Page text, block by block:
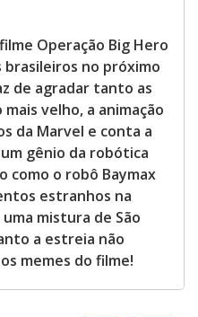
Operação Big Hero
brasileiros no próximo
de agradar tanto as
velho, a animação
da Marvel e conta a
gênio da robótica
como o robô Baymax
estranhos na
mistura de São
a estreia não
memes do filme!